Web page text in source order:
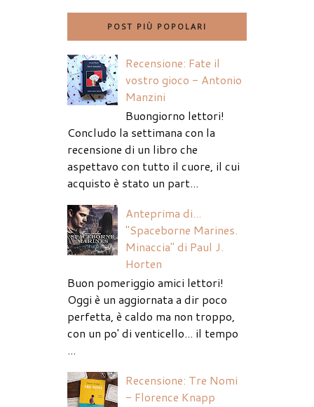
POST PIÙ POPOLARI
Recensione: Fate il
vostro gioco - Antonio
Manzini
Buongiorno lettori!
Concludo la settimana con la
recensione di un libro che
aspettavo con tutto il cuore, il cui
acquisto è stato un part...
Anteprima di...
"Spaceborne Marines.
Minaccia" di Paul J.
Horten
Buon pomeriggio amici lettori!
Oggi è un aggiornata a dir poco
perfetta, è caldo ma non troppo,
con un po' di venticello... il tempo
...
Recensione: Tre Nomi
- Florence Knapp